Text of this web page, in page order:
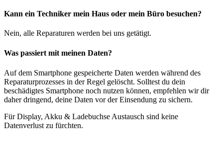
Kann ein Techniker mein Haus oder mein Büro besuchen?
Nein, alle Reparaturen werden bei uns getätigt.
Was passiert mit meinen Daten?
Auf dem Smartphone gespeicherte Daten werden während des
Reparaturprozesses in der Regel gelöscht. Solltest du dein
beschädigtes Smartphone noch nutzen können, empfehlen wir dir
daher dringend, deine Daten vor der Einsendung zu sichern.
Für Display, Akku & Ladebuchse Austausch sind keine
Datenverlust zu fürchten.